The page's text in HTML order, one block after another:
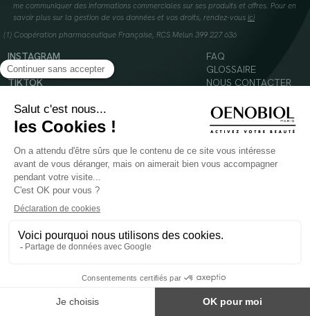
me communiquer des informations commerciales sur ses produits et offres. Pour en
savoir plus sur la gestion de vos données et vos droits, rendez-vous ici
(1) Coopération pharmaceutique Française, RCS Melun 399 227 636
INSTAGRAM
FACEBOOK
TIKTOK
FAQ
GLOSSAIRE
NOUS CONTACTER
© 2024 Oenobiol Paris
Mentions légales
Conditions Générales d’Utilisation
Politique en matière de cookies
POUR VOTRE SANTÉ, MANGEZ AU MOINS CINQ FRUITS ET LÉGUMES PAR JOUR -
ne pas être utilisés comme substituts d'un régimes alimentaire varié et équilibré.
Réservé à l'adulte. Consulter attentivement l'étiquetage des produits avant l'utilisation.